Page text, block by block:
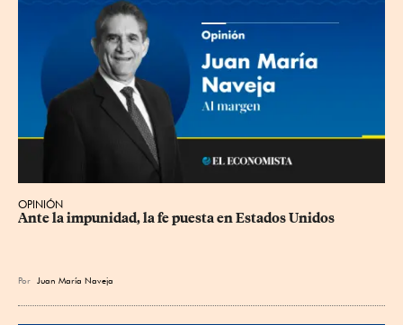
OPINIÓN
Ante la impunidad, la fe puesta en Estados Unidos
Por Juan María Naveja